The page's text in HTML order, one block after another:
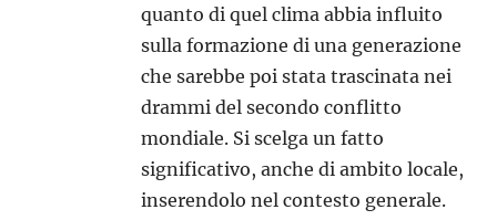
quanto di quel clima abbia influito
sulla formazione di una generazione
che sarebbe poi stata trascinata nei
drammi del secondo conflitto
mondiale. Si scelga un fatto
significativo, anche di ambito locale,
inserendolo nel contesto generale.